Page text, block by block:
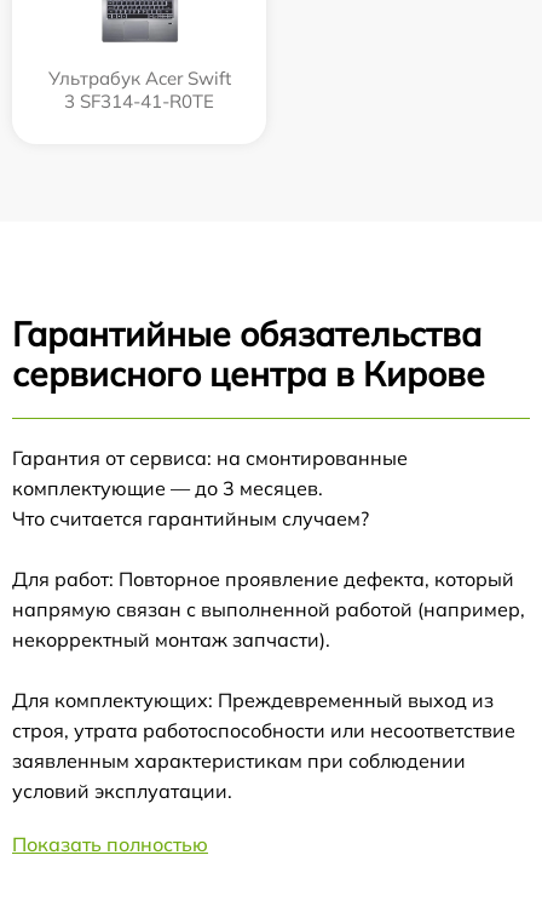
Ультрабук Acer Swift
3 SF314-41-R0TE
Гарантийные обязательства
сервисного центра в Кирове
Гарантия от сервиса: на смонтированные
комплектующие — до 3 месяцев.
Что считается гарантийным случаем?
Для работ: Повторное проявление дефекта, который
напрямую связан с выполненной работой (например,
некорректный монтаж запчасти).
Для комплектующих: Преждевременный выход из
строя, утрата работоспособности или несоответствие
заявленным характеристикам при соблюдении
условий эксплуатации.
Показать полностью